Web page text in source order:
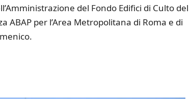
del Fondo Edifici di Culto del
ABAP per l’Area Metropolitana di Roma e di